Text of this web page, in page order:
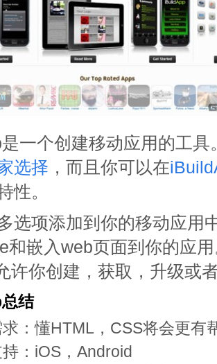
一个创建移动应用的工具
选择 ，而且你可以在
性。
选项添加到你的移动应用
和嵌入web页面到你的应
许你创建，获取，升级或
结
：懂HTML，CSS将会更有
：iOS，Android